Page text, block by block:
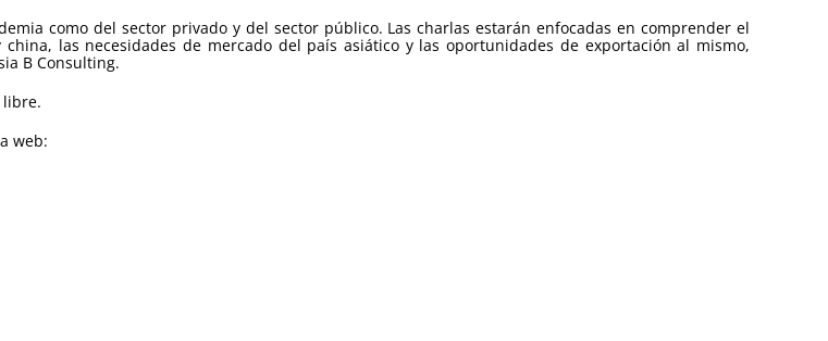
como del sector privado y del sector público. Las charlas estarán enfocadas en comprender el
las necesidades de mercado del país asiático y las oportunidades de exportación al mismo,
B Consulting.
libre.
web: